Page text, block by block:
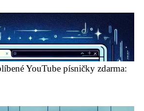
YouTube písničky zdarma: